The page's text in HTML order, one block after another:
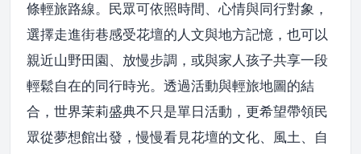
條輕旅路線。民眾可依照時間、心情與同行對象，
選擇走進街巷感受花壇的人文與地方記憶，也可以
親近山野田園、放慢步調，或與家人孩子共享一段
輕鬆自在的同行時光。透過活動與輕旅地圖的結
合，世界茉莉盛典不只是單日活動，更希望帶領民
眾從夢想館出發，慢慢看見花壇的文化、風土、自